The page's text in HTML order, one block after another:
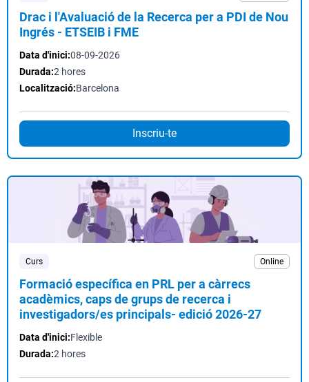
Drac i l'Avaluació de la Recerca per a PDI de Nou
Ingrés - ETSEIB i FME
Data d'inici:08-09-2026
Durada:2 hores
Localització:Barcelona
Inscriu-te
Curs Online
Formació específica en PRL per a càrrecs
acadèmics, caps de grups de recerca i
investigadors/es principals- edició 2026-27
Data d'inici:Flexible
Durada:2 hores